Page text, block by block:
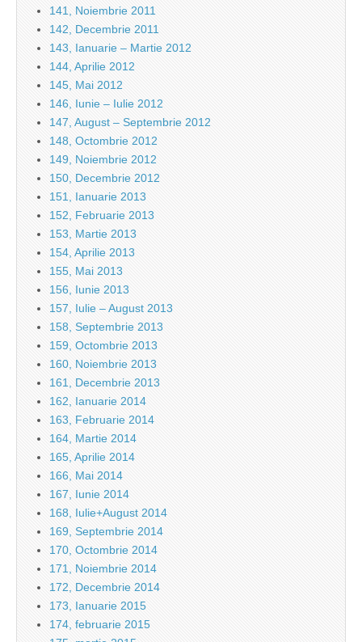
141, Noiembrie 2011
142, Decembrie 2011
143, Ianuarie – Martie 2012
144, Aprilie 2012
145, Mai 2012
146, Iunie – Iulie 2012
147, August – Septembrie 2012
148, Octombrie 2012
149, Noiembrie 2012
150, Decembrie 2012
151, Ianuarie 2013
152, Februarie 2013
153, Martie 2013
154, Aprilie 2013
155, Mai 2013
156, Iunie 2013
157, Iulie – August 2013
158, Septembrie 2013
159, Octombrie 2013
160, Noiembrie 2013
161, Decembrie 2013
162, Ianuarie 2014
163, Februarie 2014
164, Martie 2014
165, Aprilie 2014
166, Mai 2014
167, Iunie 2014
168, Iulie+August 2014
169, Septembrie 2014
170, Octombrie 2014
171, Noiembrie 2014
172, Decembrie 2014
173, Ianuarie 2015
174, februarie 2015